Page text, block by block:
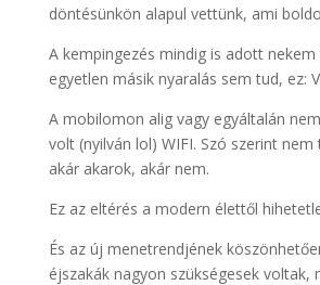
döntésünkön alapul vettünk, ami
A kempingezés mindig is adott
egyetlen másik nyaralás sem tud, ez:
A mobilomon alig vagy egyáltalán
volt (nyilván lol) WIFI. Szó szerint
akár akarok, akár nem.
Ez az eltérés a modern élettől
És az új menetrendjének
éjszakák nagyon szükségesek voltak,